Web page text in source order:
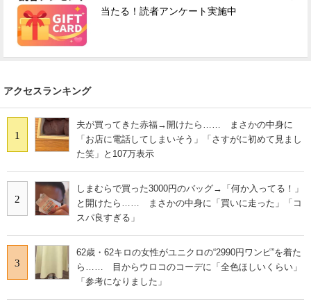
当たる！読者アンケート実施中
アクセスランキング
1
夫が買ってきた赤福→開けたら…… まさかの中身に
「お店に電話してしまいそう」「さすがに初めて見まし
た笑」と107万表示
2
しまむらで買った3000円のバッグ→「何か入ってる！」
と開けたら…… まさかの中身に「買いに走った」「コ
スパ良すぎる」
3
62歳・62キロの女性がユニクロの“2990円ワンピ”を着た
ら…… 目からウロコのコーデに「全色ほしいくらい」
「参考になりました」